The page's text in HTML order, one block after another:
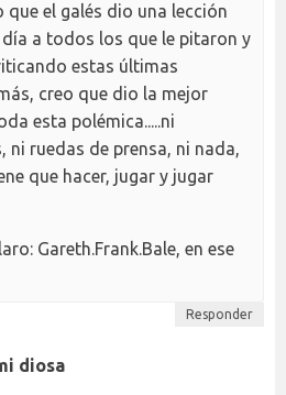
que el galés dio una lección
a todos los que le pitaron y
estas últimas
creo que dio la mejor
esta polémica.....ni
ni ruedas de prensa, ni nada,
que hacer, jugar y jugar
Gareth.Frank.Bale, en ese
Responder
diosa